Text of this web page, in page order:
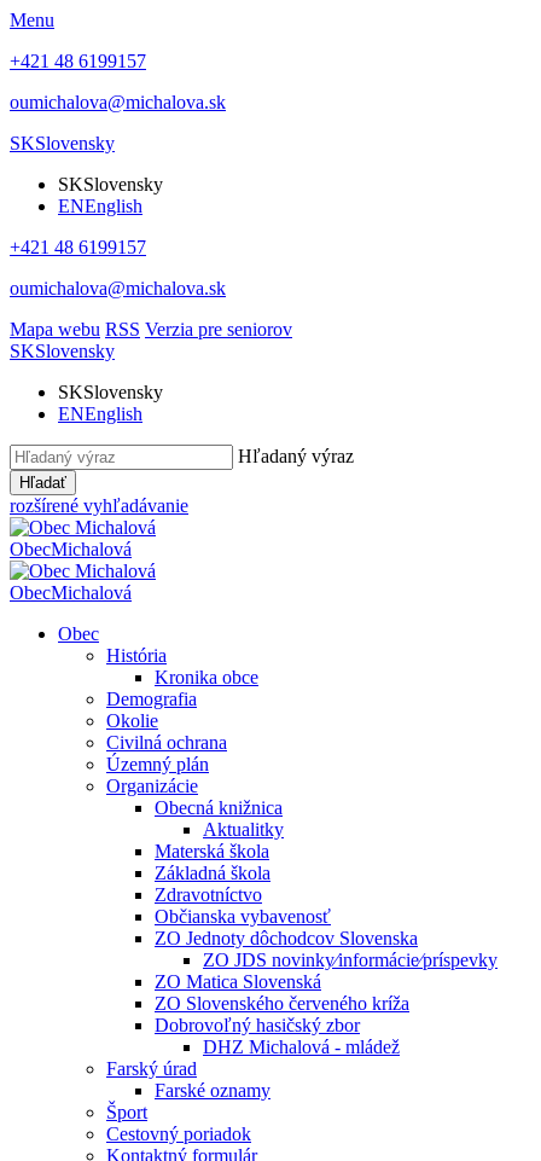
Menu
+421 48 6199157
oumichalova@michalova.sk
SKSlovensky
SKSlovensky
ENEnglish
+421 48 6199157
oumichalova@michalova.sk
Mapa webu RSS Verzia pre seniorov
SKSlovensky
SKSlovensky
ENEnglish
Hľadaný výraz
Hľadať
rozšírené vyhľadávanie
ObecMichalová
ObecMichalová
Obec
História
Kronika obce
Demografia
Okolie
Civilná ochrana
Územný plán
Organizácie
Obecná knižnica
Aktualitky
Materská škola
Základná škola
Zdravotníctvo
Občianska vybavenosť
ZO Jednoty dôchodcov Slovenska
ZO JDS novinky⁄informácie⁄príspevky
ZO Matica Slovenská
ZO Slovenského červeného kríža
Dobrovoľný hasičský zbor
DHZ Michalová - mládež
Farský úrad
Farské oznamy
Šport
Cestovný poriadok
Kontaktný formulár